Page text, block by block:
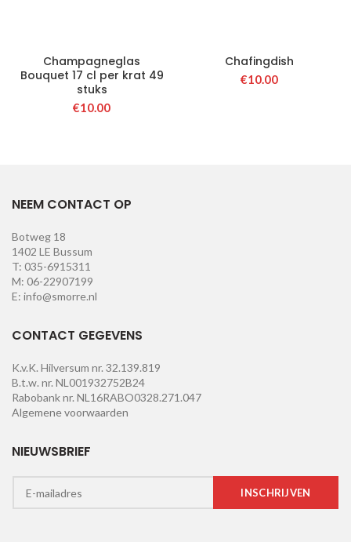
Champagneglas
Bouquet 17 cl per krat 49
stuks
€10.00
Chafingdish
€10.00
NEEM CONTACT OP
Botweg 18
1402 LE Bussum
T: 035-6915311
M: 06-22907199
E: info@smorre.nl
CONTACT GEGEVENS
K.v.K. Hilversum nr. 32.139.819
B.t.w. nr. NL001932752B24
Rabobank nr. NL16RABO0328.271.047
Algemene voorwaarden
NIEUWSBRIEF